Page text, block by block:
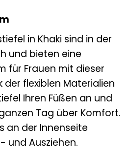
in Khaki sind in der
und bieten eine
für Frauen mit dieser
der flexiblen Materialien
Ihren Füßen an und
Tag über Komfort.
an der Innenseite
und Ausziehen.